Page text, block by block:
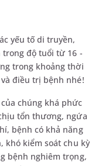
yếu tố di truyền,
độ tuổi từ 16 -
trong khoảng thời
điều trị bệnh nhé!
chúng khá phức
tổn thương, ngứa
bệnh có khả năng
khó kiểm soát chu kỳ
bệnh nghiêm trọng,